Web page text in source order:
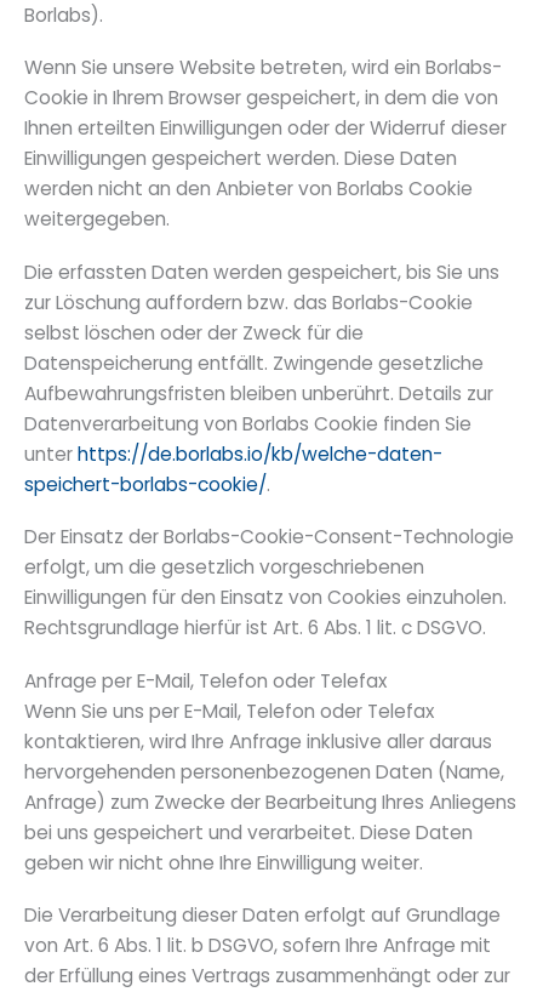
Borlabs).
Wenn Sie unsere Website betreten, wird ein Borlabs-
Cookie in Ihrem Browser gespeichert, in dem die von
Ihnen erteilten Einwilligungen oder der Widerruf dieser
Einwilligungen gespeichert werden. Diese Daten
werden nicht an den Anbieter von Borlabs Cookie
weitergegeben.
Die erfassten Daten werden gespeichert, bis Sie uns
zur Löschung auffordern bzw. das Borlabs-Cookie
selbst löschen oder der Zweck für die
Datenspeicherung entfällt. Zwingende gesetzliche
Aufbewahrungsfristen bleiben unberührt. Details zur
Datenverarbeitung von Borlabs Cookie finden Sie
unterhttps://de.borlabs.io/kb/welche-daten-
speichert-borlabs-cookie/.
Der Einsatz der Borlabs-Cookie-Consent-Technologie
erfolgt, um die gesetzlich vorgeschriebenen
Einwilligungen für den Einsatz von Cookies einzuholen.
Rechtsgrundlage hierfür ist Art. 6 Abs. 1 lit. c DSGVO.
Anfrage per E-Mail, Telefon oder Telefax
Wenn Sie uns per E-Mail, Telefon oder Telefax
kontaktieren, wird Ihre Anfrage inklusive aller daraus
hervorgehenden personenbezogenen Daten (Name,
Anfrage) zum Zwecke der Bearbeitung Ihres Anliegens
bei uns gespeichert und verarbeitet. Diese Daten
geben wir nicht ohne Ihre Einwilligung weiter.
Die Verarbeitung dieser Daten erfolgt auf Grundlage
von Art. 6 Abs. 1 lit. b DSGVO, sofern Ihre Anfrage mit
der Erfüllung eines Vertrags zusammenhängt oder zur